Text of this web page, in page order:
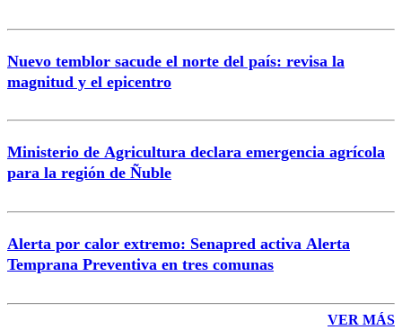
Nuevo temblor sacude el norte del país: revisa la
magnitud y el epicentro
Ministerio de Agricultura declara emergencia agrícola
para la región de Ñuble
Alerta por calor extremo: Senapred activa Alerta
Temprana Preventiva en tres comunas
VER MÁS